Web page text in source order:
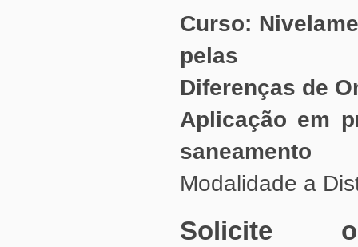
pelas
Diferenças de
saneamento
Modalidade a